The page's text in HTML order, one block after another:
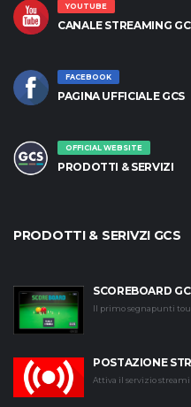
YOUTUBE
CANALE STREAMING
FACEBOOK
PAGINA UFFICIALE GCS
OFFICIAL WEBSITE
PRODOTTI & SERVIZI
PRODOTTI & SERIVZI GCS
SCOREBOARD
Il primo segnapunti
POSTAZIONE
Attiva il servizio